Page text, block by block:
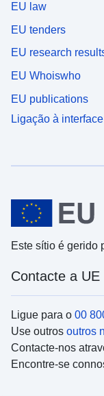
EU law
EU tenders
EU research
EU Whoiswho
EU publications
Ligação à
Este sítio é gerido
Contacte a UE
Ligue para o 00
Use outros outros
Contacte-nos
Encontre-se